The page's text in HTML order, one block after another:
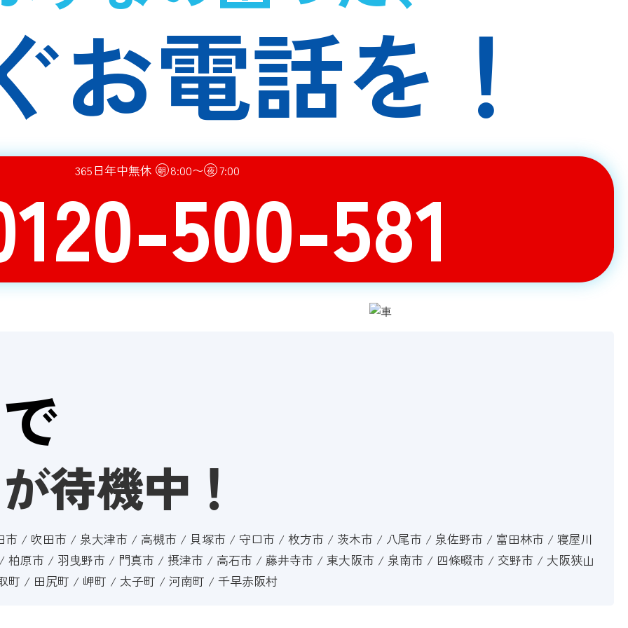
お電話を！
365日年中無休 朝 8:00〜 夜 7:00
500-581
で
待機中！
/ 吹田市 / 泉大津市 / 高槻市 / 貝塚市 / 守口市 / 枚方市 / 茨木市 / 八尾市 / 泉佐野市 / 富田林市 / 寝屋川
原市 / 羽曳野市 / 門真市 / 摂津市 / 高石市 / 藤井寺市 / 東大阪市 / 泉南市 / 四條畷市 / 交野市 / 大阪狭山
/ 田尻町 / 岬町 / 太子町 / 河南町 / 千早赤阪村